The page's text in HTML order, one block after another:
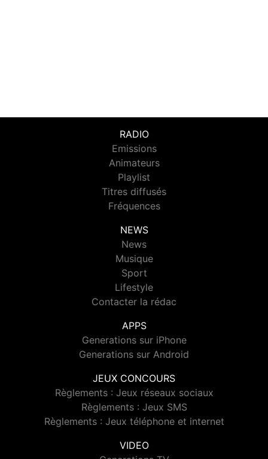
RADIO
Emissions
Animateurs
Playlist
Titres diffusés
Fréquences
NEWS
News
Musique
Sport
Lifestyle
Contacter la rédac
APPS
Generations sur iPhone
Generations sur Android
JEUX CONCOURS
Règlements : Jeux réseaux sociaux
Règlements : Jeux SMS
Règlements : Jeux téléphone et internet
VIDEO